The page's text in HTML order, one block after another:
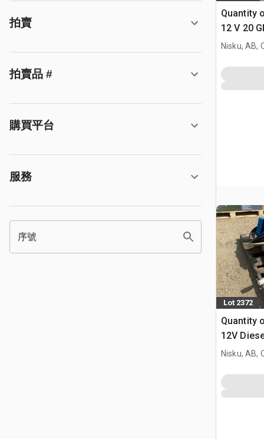
拍賣
拍賣品 #
購買平台
服務
序號
Quantity
12 V 20
Pump
Nisku, AB,
Lot 2372
Quantity
12V
Pump
Nisku, AB,